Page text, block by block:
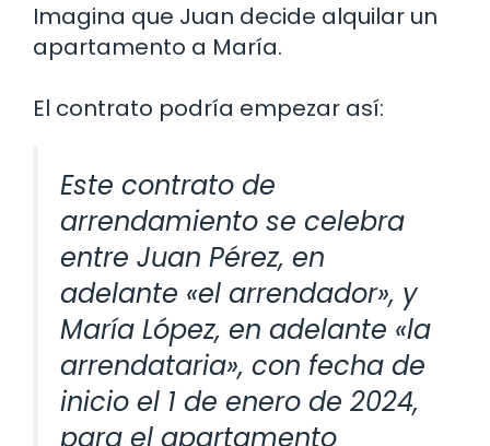
Imagina que Juan decide alquilar un
apartamento a María.
El contrato podría empezar así:
Este contrato de
arrendamiento se celebra
entre Juan Pérez, en
adelante «el arrendador», y
María López, en adelante «la
arrendataria», con fecha de
inicio el 1 de enero de 2024,
para el apartamento